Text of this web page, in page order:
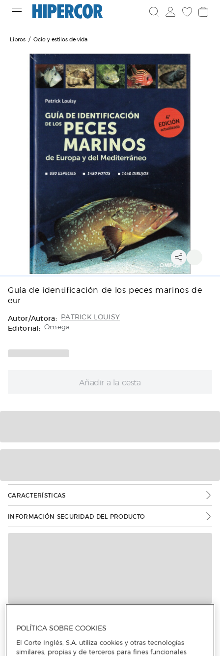
Libros Ocio y estilos de vida
Guía de identificación de los peces marinos de
eur
Autor/Autora: PATRICK LOUISY
Editorial: Omega
Añadir a la cesta
CARACTERÍSTICAS
INFORMACIÓN SEGURIDAD DEL PRODUCTO
POLÍTICA SOBRE COOKIES
El Corte Inglés, S.A. utiliza cookies y otras tecnologías
similares, propias y de terceros para fines funcionales